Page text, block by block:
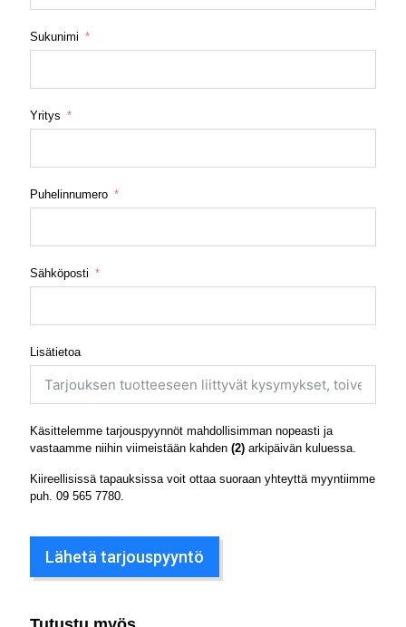
Sukunimi
Yritys
Puhelinnumero
Sähköposti
Lisätietoa
Käsittelemme tarjouspyynnöt mahdollisimman nopeasti ja
vastaamme niihin viimeistään kahden (2) arkipäivän kuluessa.
Kiireellisissä tapauksissa voit ottaa suoraan yhteyttä myyntiimme
puh. 09 565 7780
Lähetä tarjouspyyntö